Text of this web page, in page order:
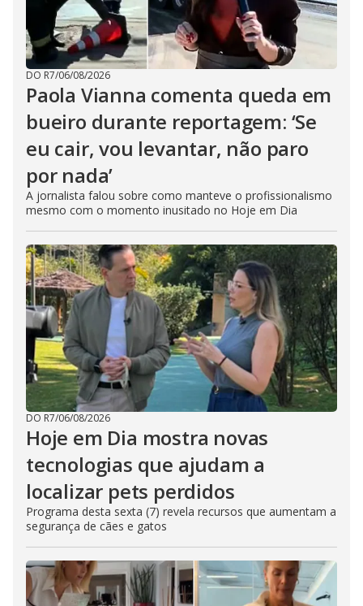
DO R7/06/08/2026
Paola Vianna comenta queda em
bueiro durante reportagem: ‘Se
eu cair, vou levantar, não paro
por nada’
A jornalista falou sobre como manteve o profissionalismo
mesmo com o momento inusitado no Hoje em Dia
DO R7/06/08/2026
Hoje em Dia mostra novas
tecnologias que ajudam a
localizar pets perdidos
Programa desta sexta (7) revela recursos que aumentam a
segurança de cães e gatos